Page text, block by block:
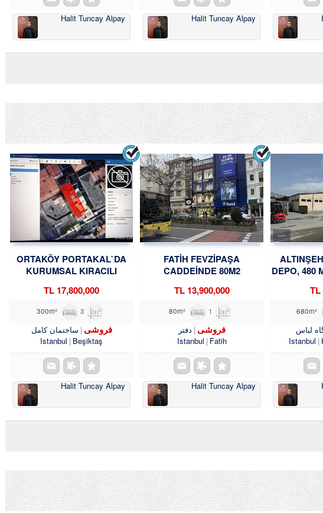
Halit Tuncay Alpay
Halit Tuncay Alpay
DEPO, 480
لباس
Istanbul
FATİH FEVZİPAŞA
CADDEİNDE 80M2
TROYKADAN
13,900,000 TL
1
فروشی دفتر
Istanbul Fatih
Halit Tuncay Alpay
ORTAKÖY PORTAKAL`DA
KURUMSAL KIRACILI
TROYKADAN
17,800,000 TL
3
فروشی ساختمان کامل
Istanbul Beşiktaş
Halit Tuncay Alpay